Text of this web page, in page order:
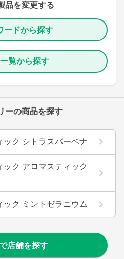
品を変更する
ードから探す
覧から探す
ーの商品を探す
ック シトラスバーベナ
ク アロマスティック
ック ミントゼラニウム
店舗を探す